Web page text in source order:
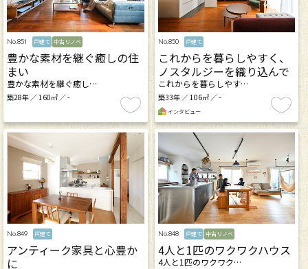
No.851 戸建て 中古リノベ
豊かな素材を継ぐ癒しの住
まい
豊かな素材を継ぐ癒し…
築28年 ／ 160㎡ ／ -
No.850 戸建て
これからを暮らしやすく、
ノスタルジーを織り込んで
これからを暮らしやす…
築33年 ／ 106㎡ ／ -
インタビュー
No.849 戸建て
アンティーク家具と心豊か
に
No.848 戸建て 中古リノベ
4人と1匹のワクワクハウス
4人と1匹のワクワク…